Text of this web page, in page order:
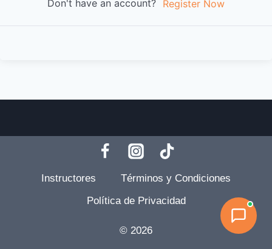
Don't have an account? Register Now
Instructores
Términos y Condiciones
Política de Privacidad
© 2026